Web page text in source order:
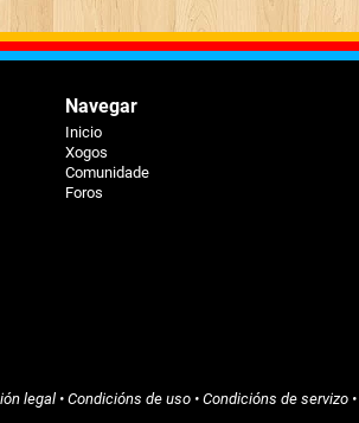
Navegar
Inicio
Xogos
Comunidade
Foros
legal• Condicións de uso• Condicións de servizo•